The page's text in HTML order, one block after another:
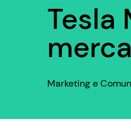
Tesla
Marketing e